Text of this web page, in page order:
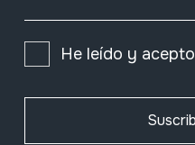
He leído y